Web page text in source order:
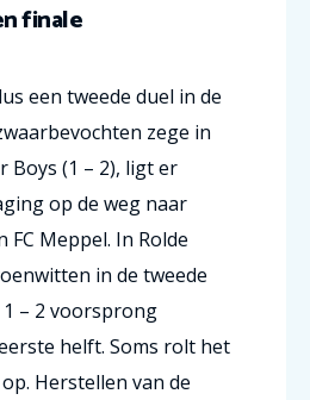
finale
een tweede duel in de
zege in
Boys (1 – 2), ligt er
op de weg naar
Meppel. In Rolde
in de tweede
– 2 voorsprong
helft. Soms rolt het
Herstellen van de